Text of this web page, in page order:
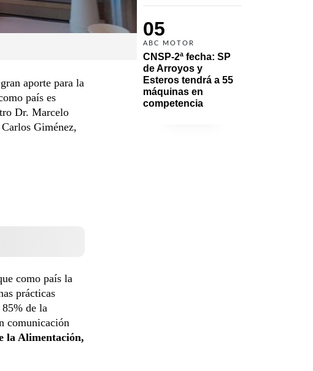
05
ABC MOTOR
CNSP-2ª fecha: SP
de Arroyos y
Esteros tendrá a 55
máquinas en
competencia
aporte para la
país es
Dr. Marcelo
Giménez,
como país la
prácticas
de la
comunicación
la Alimentación,